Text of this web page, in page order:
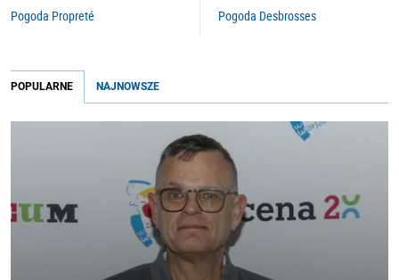
Pogoda Propreté Pogoda Desbrosses
POPULARNE NAJNOWSZE